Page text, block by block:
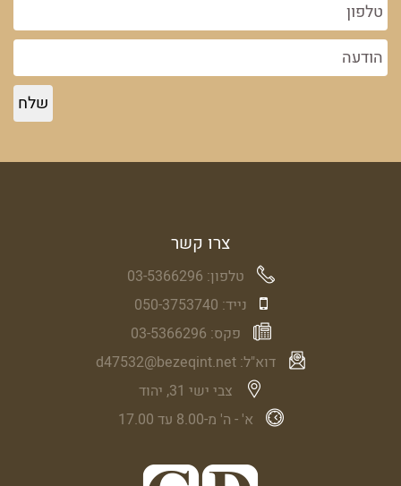
צרו קשר
טלפון: 03-5366296
נייד: 050-3753740
פקס: 03-5366296
דוא"ל:d47532@bezeqint.net
צבי ישי 31, יהוד
א' - ה' מ-8.00 עד 17.00